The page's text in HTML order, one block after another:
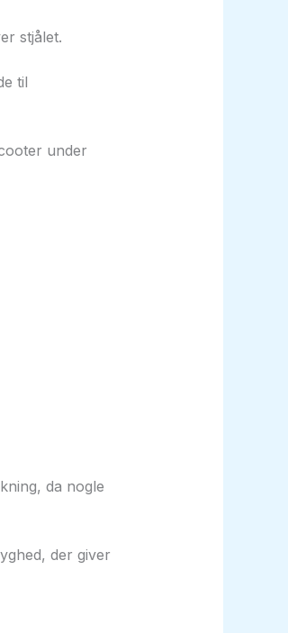
stjålet.
til
under
da nogle
der giver